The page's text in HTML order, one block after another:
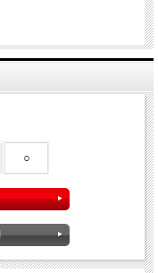
ンオイルのセッ
ラとリピートの多いレモンフ
○